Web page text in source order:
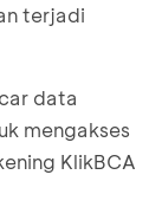
terjadi
data
mengakses
KlikBCA